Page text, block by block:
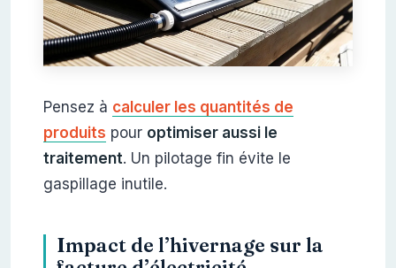
Pensez à calculer les quantités de
produits pour optimiser aussi le
traitement. Un pilotage fin évite le
gaspillage inutile.
Impact de l’hivernage sur la